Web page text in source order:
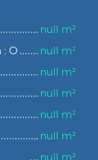
null m²
: O
null m²
null m²
null m²
null m²
null m²
null m²